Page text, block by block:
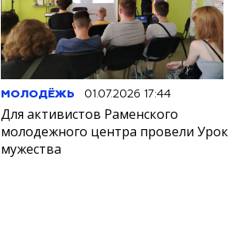
МОЛОДЁЖЬ 01.07.2026 17:44
Для активистов Раменского
молодежного центра провели Урок
мужества